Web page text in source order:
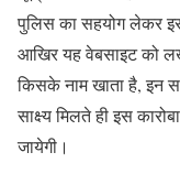
पुलिस का सहयोग लेकर
आखिर यह वेबसाइट को
किसके नाम खाता है, इन
साक्ष्य मिलते ही इस
जायेगी।